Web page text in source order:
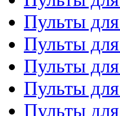
Пульты
Пульты для
Пульты
Пульты
Пульты